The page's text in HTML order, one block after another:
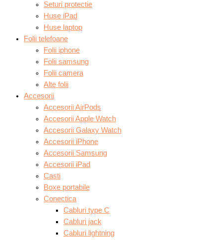
Seturi protectie
Huse iPad
Huse laptop
Folii telefoane
Folii iphone
Folii samsung
Folii camera
Alte folii
Accesorii
Accesorii AirPods
Accesorii Apple Watch
Accesorii Galaxy Watch
Accesorii iPhone
Accesorii Samsung
Accesorii iPad
Casti
Boxe portabile
Conectica
Cabluri type C
Cabluri jack
Cabluri lightning